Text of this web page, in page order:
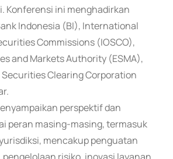
Konferensi ini menghadirkan
Indonesia (BI), International
Commissions (IOSCO),
and Markets Authority (ESMA),
Securities Clearing Corporation
perspektif dan
peran masing-masing, termasuk
mencakup penguatan